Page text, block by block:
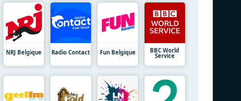
NRJ Belgique Radio Contact Fun Belgique BBC World
Service